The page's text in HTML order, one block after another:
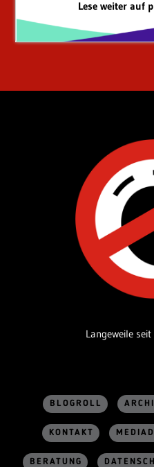
Lese weiter auf
Langeweile seit
BLOGROLL
KONTAKT
BERATUNG